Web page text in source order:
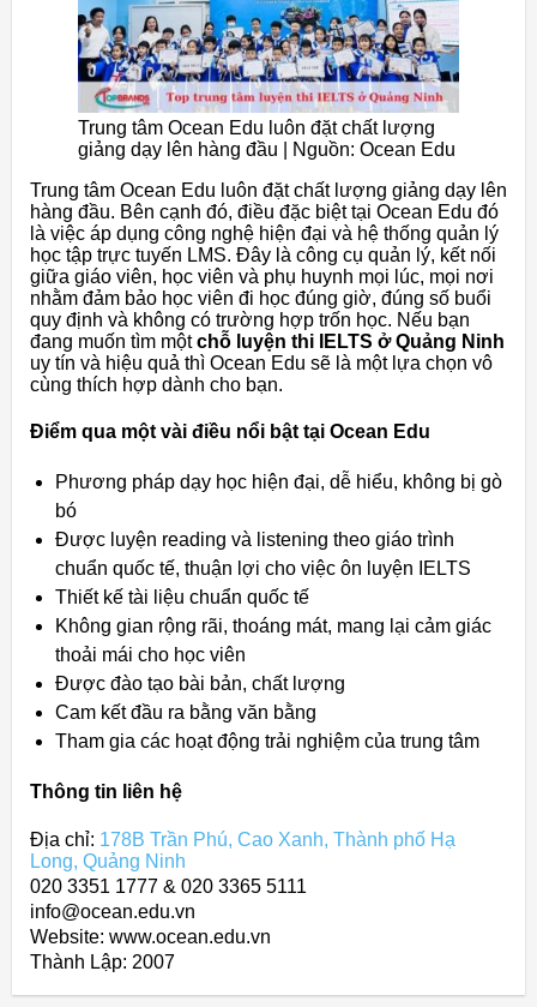
Trung tâm Ocean Edu luôn đặt chất lượng
giảng dạy lên hàng đầu | Nguồn: Ocean Edu
Trung tâm Ocean Edu luôn đặt chất lượng giảng dạy lên
hàng đầu. Bên cạnh đó, điều đặc biệt tại Ocean Edu đó
là việc áp dụng công nghệ hiện đại và hệ thống quản lý
học tập trực tuyến LMS. Đây là công cụ quản lý, kết nối
giữa giáo viên, học viên và phụ huynh mọi lúc, mọi nơi
nhằm đảm bảo học viên đi học đúng giờ, đúng số buổi
quy định và không có trường hợp trốn học. Nếu bạn
đang muốn tìm mộtchỗ luyện thi IELTS ở Quảng Ninh
uy tín và hiệu quả thì Ocean Edu sẽ là một lựa chọn vô
cùng thích hợp dành cho bạn.
Điểm qua một vài điều nổi bật tại Ocean Edu
Phương pháp dạy học hiện đại, dễ hiểu, không bị gò
bó
Được luyện reading và listening theo giáo trình
chuẩn quốc tế, thuận lợi cho việc ôn luyện IELTS
Thiết kế tài liệu chuẩn quốc tế
Không gian rộng rãi, thoáng mát, mang lại cảm giác
thoải mái cho học viên
Được đào tạo bài bản, chất lượng
Cam kết đầu ra bằng văn bằng
Tham gia các hoạt động trải nghiệm của trung tâm
Thông tin liên hệ
Địa chỉ: 178B Trần Phú, Cao Xanh, Thành phố Hạ
Long, Quảng Ninh
020 3351 1777 & 020 3365 5111
info@ocean.edu.vn
Website: www.ocean.edu.vn
Thành Lập: 2007